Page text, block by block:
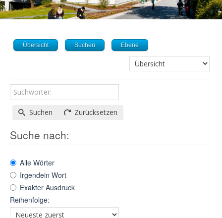
Übersicht Suchen Ebene
Suchwörter:
Suchen Zurücksetzen
Suche nach:
Alle Wörter
Irgendein Wort
Exakter Ausdruck
Reihenfolge: